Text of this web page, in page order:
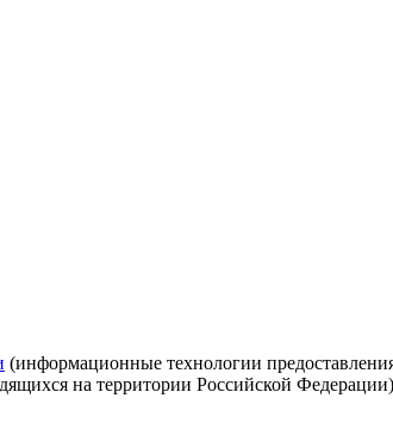
(информационные технологии
на территории Российской Федерации)